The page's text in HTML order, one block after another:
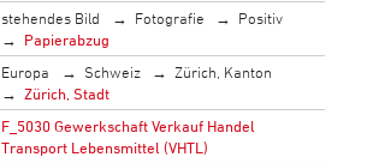
stehendes Bild Fotografie
Positiv
Papierabzug
Europa Schweiz
Zürich, Kanton
Zürich, Stadt
F_5030 Gewerkschaft Verkauf Handel
Transport Lebensmittel (VHTL)